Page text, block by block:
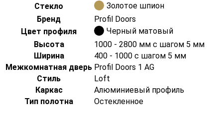
Стекло
Золотое шпион
Бренд
Profil Doors
Цвет профиля
Черный матовый
Высота
1000 - 2800 мм с шагом 5 мм
Ширина
400 - 1000 с шагом 5 мм
Межкомнатная дверь Profil Doors 1 AG
Стиль
Loft
Каркас
Алюминиевый профиль
Тип полотна
Остекленное